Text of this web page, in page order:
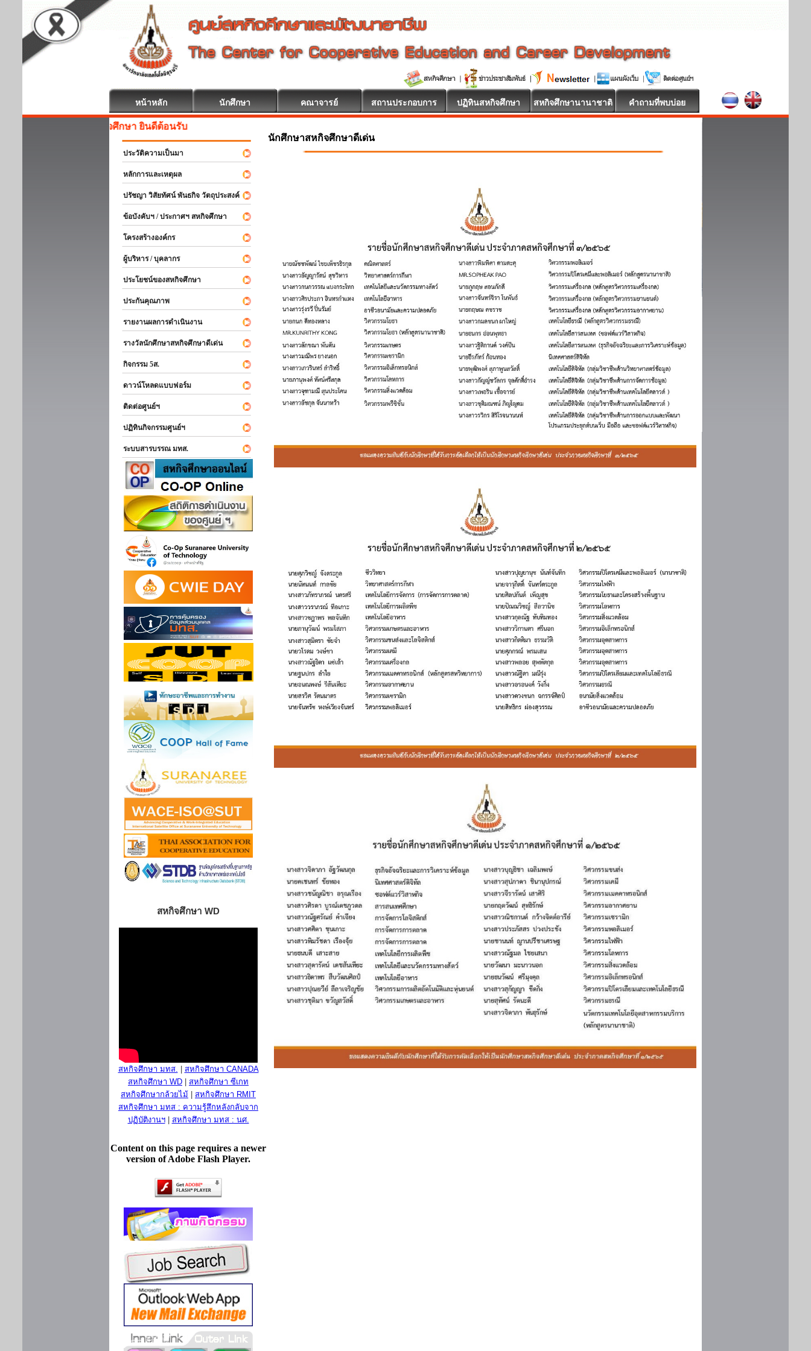
หน้าหลัก นักศึกษา คณาจารย์ สถานประกอบการ ปฏิทินสหกิจศึกษา สหกิจศึกษานานาชาติ คำถามที่พบบ่อย
สหกิจศึกษา ยินดีต้อนรับ
ประวัติความเป็นมา
หลักการและเหตุผล
ปรัชญา วิสัยทัศน์ พันธกิจ วัตถุประสงค์
ข้อบังคับฯ / ประกาศฯ สหกิจศึกษา
โครงสร้างองค์กร
ผู้บริหาร / บุคลากร
ประโยชน์ของสหกิจศึกษา
ประกันคุณภาพ
รายงานผลการดำเนินงาน
รางวัลนักศึกษาสหกิจศึกษาดีเด่น
กิจกรรม 5ส.
ดาวน์โหลดแบบฟอร์ม
ติดต่อศูนย์ฯ
ปฏิทินกิจกรรมศูนย์ฯ
ระบบสารบรรณ มทส.
สหกิจศึกษา WD
สหกิจศึกษา มทส.
สหกิจศึกษา CANADA
สหกิจศึกษา WD
สหกิจศึกษา ซีเกท
สหกิจศึกษากล้วยไม้
สหกิจศึกษา RMIT
สหกิจศึกษา มทส : ความรู้สึกหลังกลับจาก
ปฏิบัติงานฯ| สหกิจศึกษา มทส : นศ.
Content on this page requires a newer
version of Adobe Flash Player.
นักศึกษาสหกิจศึกษาดีเด่น